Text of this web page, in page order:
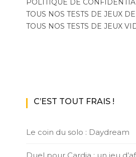
POLITIQUE DE
TOUS NOS TESTS DE JEUX
TOUS NOS TESTS DE JEUX
C’EST TOUT FRAIS !
Le coin du solo : Daydream